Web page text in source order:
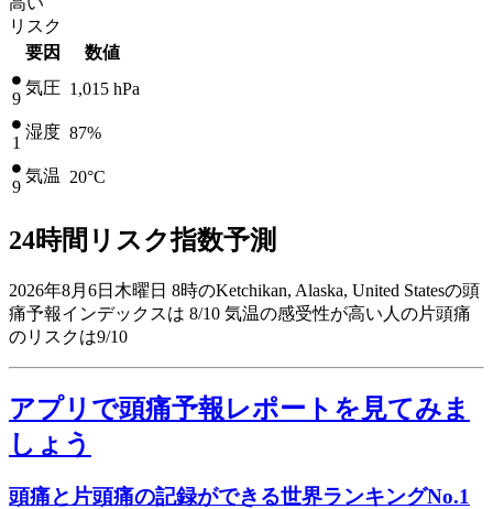
リスク
要因
数値
9
気圧 1,015 hPa
1
湿度 87%
9
気温 20°C
24時間リスク指数予測
2026年8月6日木曜日 8時のKetchikan, Alaska, United Statesの頭
痛予報インデックスは 8/10 気温の感受性が高い人の片頭痛
のリスクは9/10
アプリで頭痛予報レポートを見てみま
しょう
頭痛と片頭痛の記録ができる世界ランキングNo.1